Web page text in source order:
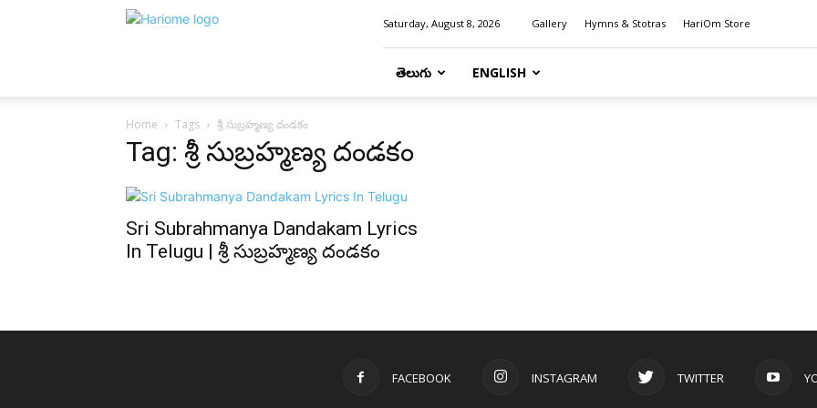
Hari
Saturday, August 8, 2026 Gallery Hymns & Stotras HariOm Store
తెలుగు ENGLISH
Home Tags శ్రీ సుబ్రహ్మణ్య దండకం
Tag: శ్రీ సుబ్రహ్మణ్య దండకం
Sri Subrahmanya Dandakam Lyrics
In Telugu | శ్రీ సుబ్రహ్మణ్య దండకం
FACEBOOK INSTAGRAM TWITTER